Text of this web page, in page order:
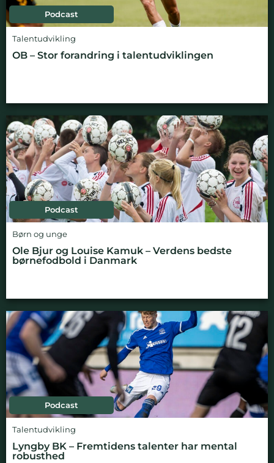
Podcast
Talentudvikling
OB – Stor forandring i talentudviklingen
Podcast
Børn og unge
Ole Bjur og Louise Kamuk – Verdens bedste
børnefodbold i Danmark
Podcast
Talentudvikling
Lyngby BK – Fremtidens talenter har mental
robusthed